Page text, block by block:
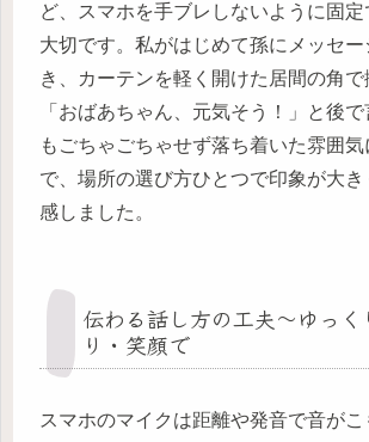
ど、スマホを手ブレしないように固定
大切です。私がはじめて孫にメッセー
き、カーテンを軽く開けた居間の角で
「おばあちゃん、元気そう！」と後
もごちゃごちゃせず落ち着いた雰囲
で、場所の選び方ひとつで印象が大
感しました。
伝わる話し方の工夫〜ゆっく
り・笑顔で
スマホのマイクは距離や発音で音が